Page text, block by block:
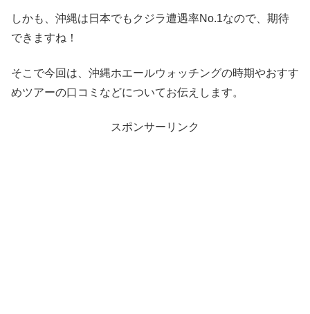
しかも、沖縄は日本でもクジラ遭遇率No.1なので、期待
できますね！
そこで今回は、沖縄ホエールウォッチングの時期やおすす
めツアーの口コミなどについてお伝えします。
スポンサーリンク